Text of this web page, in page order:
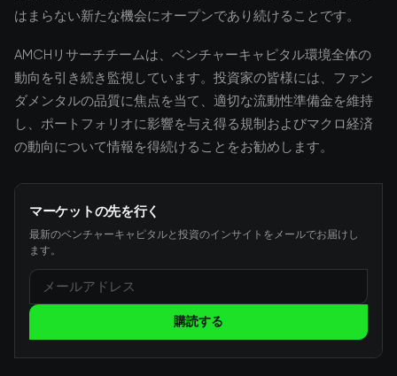
はまらない新たな機会にオープンであり続けることです。
AMCHリサーチチームは、ベンチャーキャピタル環境全体の
動向を引き続き監視しています。投資家の皆様には、ファン
ダメンタルの品質に焦点を当て、適切な流動性準備金を維持
し、ポートフォリオに影響を与え得る規制およびマクロ経済
の動向について情報を得続けることをお勧めします。
マーケットの先を行く
最新のベンチャーキャピタルと投資のインサイトをメールでお届けし
ます。
購読する